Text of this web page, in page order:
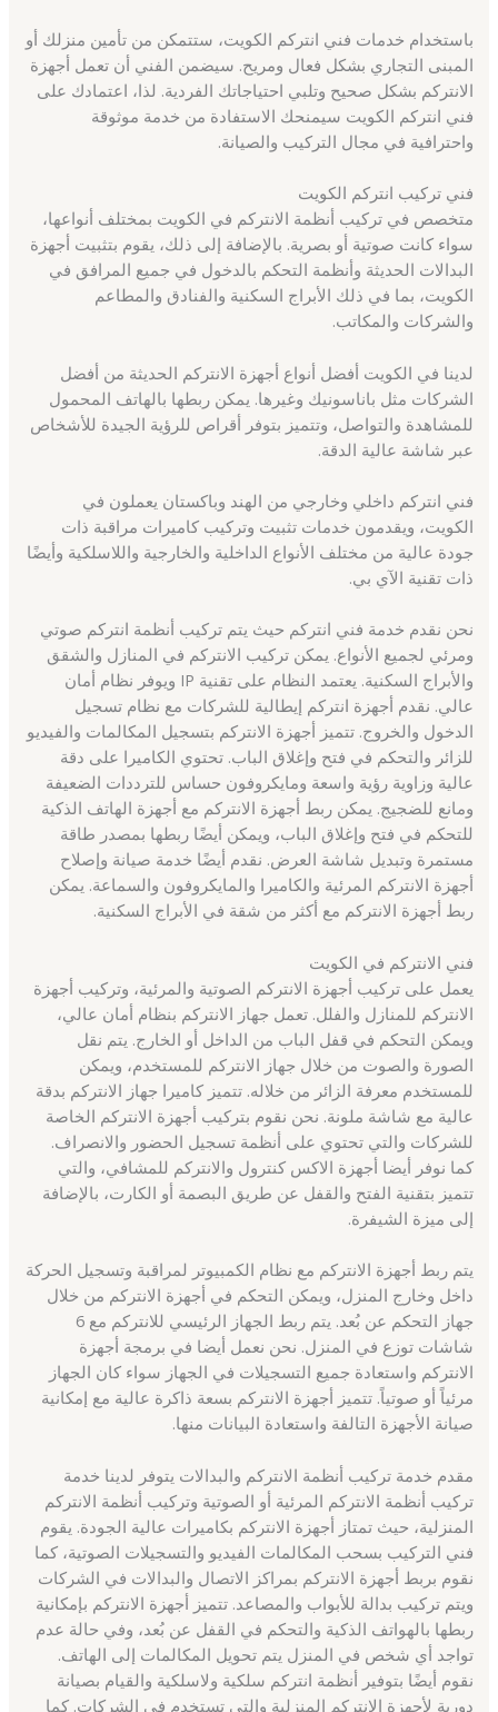
باستخدام خدمات فني انتركم الكويت، ستتمكن من تأمين منزلك أو
المبنى التجاري بشكل فعال ومريح. سيضمن الفني أن تعمل أجهزة
الانتركم بشكل صحيح وتلبي احتياجاتك الفردية. لذا، اعتمادك على
فني انتركم الكويت سيمنحك الاستفادة من خدمة موثوقة
واحترافية في مجال التركيب والصيانة.
فني تركيب انتركم الكويت
متخصص في تركيب أنظمة الانتركم في الكويت بمختلف أنواعها،
سواء كانت صوتية أو بصرية. بالإضافة إلى ذلك، يقوم بتثبيت أجهزة
البدالات الحديثة وأنظمة التحكم بالدخول في جميع المرافق في
الكويت، بما في ذلك الأبراج السكنية والفنادق والمطاعم
والشركات والمكاتب.
لدينا في الكويت أفضل أنواع أجهزة الانتركم الحديثة من أفضل
الشركات مثل باناسونيك وغيرها. يمكن ربطها بالهاتف المحمول
للمشاهدة والتواصل، وتتميز بتوفر أقراص للرؤية الجيدة للأشخاص
عبر شاشة عالية الدقة.
فني انتركم داخلي وخارجي من الهند وباكستان يعملون في
الكويت، ويقدمون خدمات تثبيت وتركيب كاميرات مراقبة ذات
جودة عالية من مختلف الأنواع الداخلية والخارجية واللاسلكية وأيضًا
ذات تقنية الآي بي.
نحن نقدم خدمة فني انتركم حيث يتم تركيب أنظمة انتركم صوتي
ومرئي لجميع الأنواع. يمكن تركيب الانتركم في المنازل والشقق
والأبراج السكنية. يعتمد النظام على تقنية IP ويوفر نظام أمان
عالي. نقدم أجهزة انتركم إيطالية للشركات مع نظام تسجيل
الدخول والخروج. تتميز أجهزة الانتركم بتسجيل المكالمات والفيديو
للزائر والتحكم في فتح وإغلاق الباب. تحتوي الكاميرا على دقة
عالية وزاوية رؤية واسعة ومايكروفون حساس للترددات الضعيفة
ومانع للضجيج. يمكن ربط أجهزة الانتركم مع أجهزة الهاتف الذكية
للتحكم في فتح وإغلاق الباب، ويمكن أيضًا ربطها بمصدر طاقة
مستمرة وتبديل شاشة العرض. نقدم أيضًا خدمة صيانة وإصلاح
أجهزة الانتركم المرئية والكاميرا والمايكروفون والسماعة. يمكن
ربط أجهزة الانتركم مع أكثر من شقة في الأبراج السكنية.
فني الانتركم في الكويت
يعمل على تركيب أجهزة الانتركم الصوتية والمرئية، وتركيب أجهزة
الانتركم للمنازل والفلل. تعمل جهاز الانتركم بنظام أمان عالي،
ويمكن التحكم في قفل الباب من الداخل أو الخارج. يتم نقل
الصورة والصوت من خلال جهاز الانتركم للمستخدم، ويمكن
للمستخدم معرفة الزائر من خلاله. تتميز كاميرا جهاز الانتركم بدقة
عالية مع شاشة ملونة. نحن نقوم بتركيب أجهزة الانتركم الخاصة
للشركات والتي تحتوي على أنظمة تسجيل الحضور والانصراف.
كما نوفر أيضا أجهزة الاكس كنترول والانتركم للمشافي، والتي
تتميز بتقنية الفتح والقفل عن طريق البصمة أو الكارت، بالإضافة
إلى ميزة الشيفرة.
يتم ربط أجهزة الانتركم مع نظام الكمبيوتر لمراقبة وتسجيل الحركة
داخل وخارج المنزل، ويمكن التحكم في أجهزة الانتركم من خلال
جهاز التحكم عن بُعد. يتم ربط الجهاز الرئيسي للانتركم مع 6
شاشات توزع في المنزل. نحن نعمل أيضا في برمجة أجهزة
الانتركم واستعادة جميع التسجيلات في الجهاز سواء كان الجهاز
مرئياً أو صوتياً. تتميز أجهزة الانتركم بسعة ذاكرة عالية مع إمكانية
صيانة الأجهزة التالفة واستعادة البيانات منها.
مقدم خدمة تركيب أنظمة الانتركم والبدالات يتوفر لدينا خدمة
تركيب أنظمة الانتركم المرئية أو الصوتية وتركيب أنظمة الانتركم
المنزلية، حيث تمتاز أجهزة الانتركم بكاميرات عالية الجودة. يقوم
فني التركيب بسحب المكالمات الفيديو والتسجيلات الصوتية، كما
نقوم بربط أجهزة الانتركم بمراكز الاتصال والبدالات في الشركات
ويتم تركيب بدالة للأبواب والمصاعد. تتميز أجهزة الانتركم بإمكانية
ربطها بالهواتف الذكية والتحكم في القفل عن بُعد، وفي حالة عدم
تواجد أي شخص في المنزل يتم تحويل المكالمات إلى الهاتف.
نقوم أيضًا بتوفير أنظمة انتركم سلكية ولاسلكية والقيام بصيانة
دورية لأجهزة الانتركم المنزلية والتي تستخدم في الشركات. كما